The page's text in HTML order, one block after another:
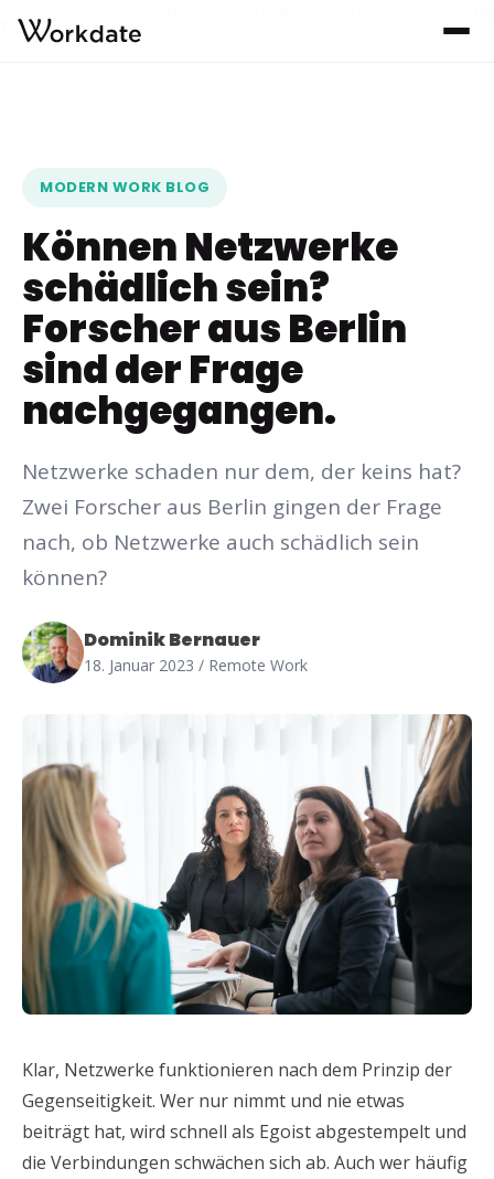
Workdate Blog
sind der Frage nachgegangen.
MODERN WORK BLOG
Können Netzwerke
schädlich sein?
Forscher aus Berlin
sind der Frage
nachgegangen.
Netzwerke schaden nur dem, der keins hat?
Zwei Forscher aus Berlin gingen der Frage
nach, ob Netzwerke auch schädlich sein
können?
Dominik Bernauer
18. Januar 2023 / Remote Work
Klar, Netzwerke funktionieren nach dem Prinzip der
Gegenseitigkeit. Wer nur nimmt und nie etwas
beiträgt hat, wird schnell als Egoist abgestempelt und
die Verbindungen schwächen sich ab. Auch wer häufig